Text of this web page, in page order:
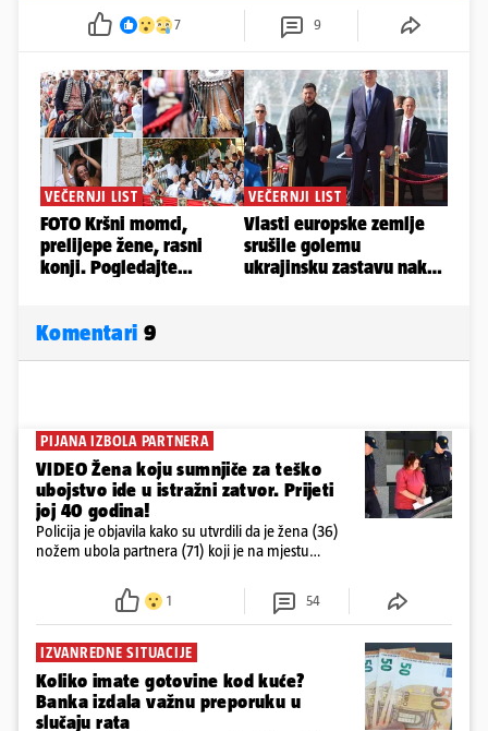
7 9
Komentari 9
PIJANA IZBOLA PARTNERA
VIDEO Žena koju sumnjiče za teško
ubojstvo ide u istražni zatvor. Prijeti
joj 40 godina!
Policija je objavila kako su utvrdili da je žena (36)
nožem ubola partnera (71) koji je na mjestu
ispitali i poslali u istražni zatvor
1 54
IZVANREDNE SITUACIJE
Koliko imate gotovine kod kuće?
Banka izdala važnu preporuku u
slučaju rata